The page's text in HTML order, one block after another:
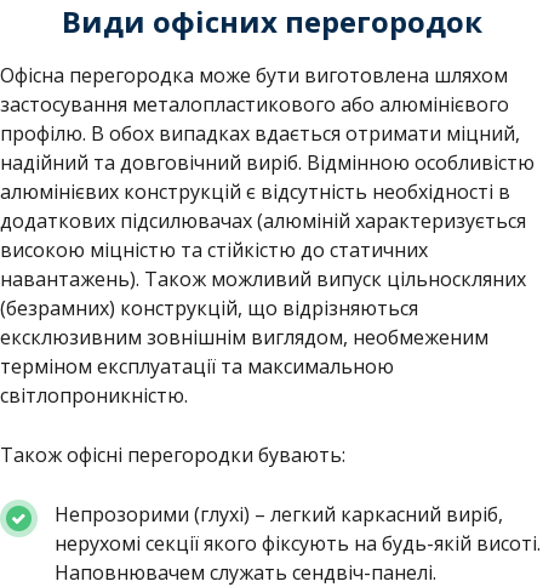
Види офісних перегородок
Офісна перегородка може бути виготовлена ​​шляхом
застосування металопластикового або алюмінієвого
профілю. В обох випадках вдається отримати міцний,
надійний та довговічний виріб. Відмінною особливістю
алюмінієвих конструкцій є відсутність необхідності в
додаткових підсилювачах (алюміній характеризується
високою міцністю та стійкістю до статичних
навантажень). Також можливий випуск цільноскляних
(безрамних) конструкцій, що відрізняються
ексклюзивним зовнішнім виглядом, необмеженим
терміном експлуатації та максимальною
світлопроникністю.
Також офісні перегородки бувають:
Непрозорими (глухі) – легкий каркасний виріб,
нерухомі секції якого фіксують на будь-якій висоті.
Наповнювачем служать сендвіч-панелі.